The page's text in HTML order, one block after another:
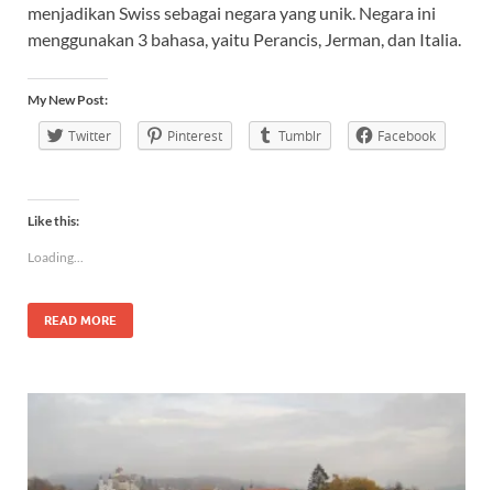
menjadikan Swiss sebagai negara yang unik. Negara ini
menggunakan 3 bahasa, yaitu Perancis, Jerman, dan Italia.
My New Post:
Twitter Pinterest Tumblr Facebook
Like this:
Loading...
READ MORE